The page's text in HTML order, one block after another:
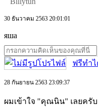
30 ธันวาคม 2563 20:01:01
яша
ฟรีทำ
28 กันยายน 2563 23:09:37
ผมเข้าใจ "คุณนิน" เลยครั